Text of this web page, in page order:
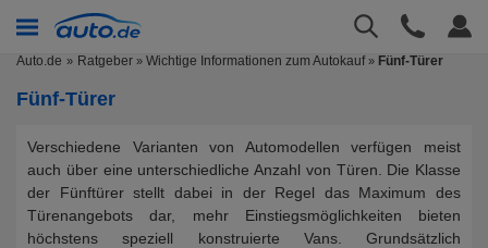
Auto.de Ratgeber » Wichtige Informationen zum Autokauf» Fünf-Türer
Fünf-Türer
Verschiedene Varianten von Automodellen verfügen meist
auch über eine unterschiedliche Anzahl von Türen. Die Klasse
der Fünftürer stellt dabei in der Regel das Maximum des
Türenangebots dar, mehr Einstiegsmöglichkeiten bieten
höchstens speziell konstruierte Vans. Grundsätzlich